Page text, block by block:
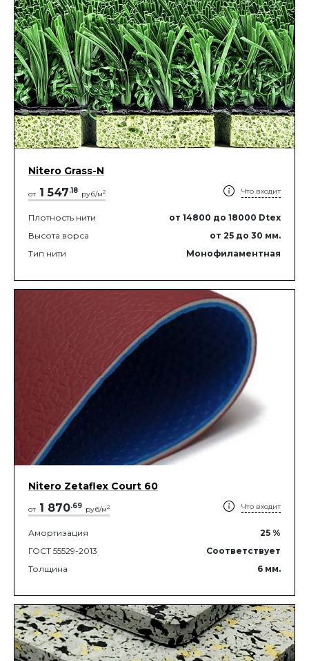
Nitero Grass-N
от 1 547.18 руб/м2 Что входит
Плотность нити от 14800 до 18000 Dtex
Высота ворса
от 25 до 30 мм.
Тип нити
Монофиламентная
Nitero Zetaflex Court 60
от 1 870.69 руб/м2 Что входит
Амортизация 25 %
ГОСТ 55529-2013
Соответствует
Толщина
6 мм.